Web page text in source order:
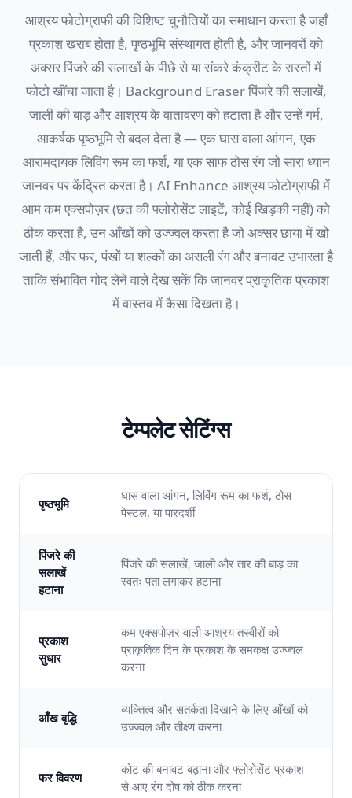
आश्रय फोटोग्राफी की विशिष्ट चुनौतियों का समाधान करता है जहाँ
प्रकाश खराब होता है, पृष्ठभूमि संस्थागत होती है, और जानवरों को
अक्सर पिंजरे की सलाखों के पीछे से या संकरे कंक्रीट के रास्तों में
फोटो खींचा जाता है। Background Eraser पिंजरे की सलाखें,
जाली की बाड़ और आश्रय के वातावरण को हटाता है और उन्हें गर्म,
आकर्षक पृष्ठभूमि से बदल देता है — एक घास वाला आंगन, एक
आरामदायक लिविंग रूम का फर्श, या एक साफ ठोस रंग जो सारा ध्यान
जानवर पर केंद्रित करता है। AI Enhance आश्रय फोटोग्राफी में
आम कम एक्सपोज़र (छत की फ्लोरोसेंट लाइटें, कोई खिड़की नहीं) को
ठीक करता है, उन आँखों को उज्ज्वल करता है जो अक्सर छाया में खो
जाती हैं, और फर, पंखों या शल्कों का असली रंग और बनावट उभारता है
ताकि संभावित गोद लेने वाले देख सकें कि जानवर प्राकृतिक प्रकाश
में वास्तव में कैसा दिखता है।
टेम्पलेट सेटिंग्स
पृष्ठभूमि
घास वाला आंगन, लिविंग रूम का फर्श, ठोस
पेस्टल, या पारदर्शी
पिंजरे की
सलाखें
हटाना
पिंजरे की सलाखें, जाली और तार की बाड़ का
स्वतः पता लगाकर हटाना
प्रकाश
सुधार
कम एक्सपोज़र वाली आश्रय तस्वीरों को
प्राकृतिक दिन के प्रकाश के समकक्ष उज्ज्वल
करना
आँख वृद्धि
व्यक्तित्व और सतर्कता दिखाने के लिए आँखों को
उज्ज्वल और तीक्ष्ण करना
फर विवरण
कोट की बनावट बढ़ाना और फ्लोरोसेंट प्रकाश
से आए रंग दोष को ठीक करना